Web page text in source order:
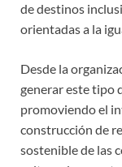
de destinos
orientadas a la
Desde la
generar este tipo
promoviendo el
construcción de
sostenible de las